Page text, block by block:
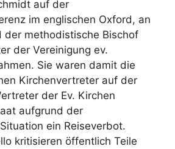
auf der
im englischen Oxford, an
der methodistische Bischof
der Vereinigung ev.
Sie waren damit die
Kirchenvertreter auf der
der Ev. Kirchen
aufgrund der
ein Reiseverbot.
kritisieren öffentlich Teile